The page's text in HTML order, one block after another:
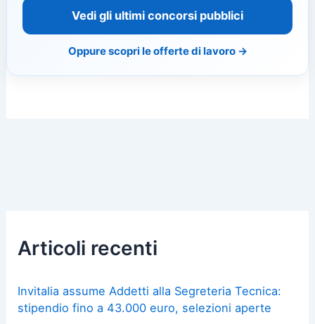
Vedi gli ultimi concorsi pubblici
Oppure scopri le offerte di lavoro →
Articoli recenti
Invitalia assume Addetti alla Segreteria Tecnica:
stipendio fino a 43.000 euro, selezioni aperte